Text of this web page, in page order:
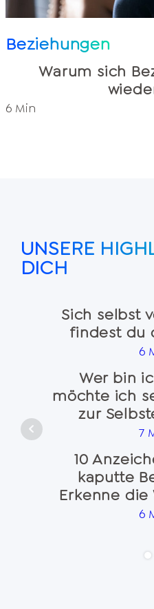
Beziehungen
Warum sich
6 Min
UNSERE
DICH
Sich selbst
findest du
6
Wer bin
möchte ich
zur
7
10
kaputte
Erkenne die
6